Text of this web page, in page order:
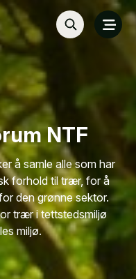
NTF
å samle alle som har
forhold til trær, for å
den grønne sektor.
trær i tettstedsmiljø
miljø.